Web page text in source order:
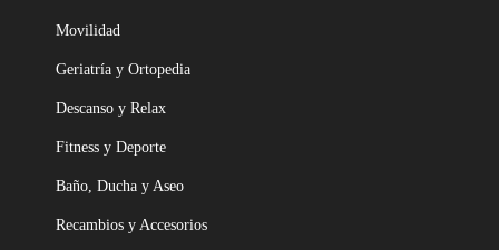
Movilidad
Geriatría y Ortopedia
Descanso y Relax
Fitness y Deporte
Baño, Ducha y Aseo
Recambios y Accesorios